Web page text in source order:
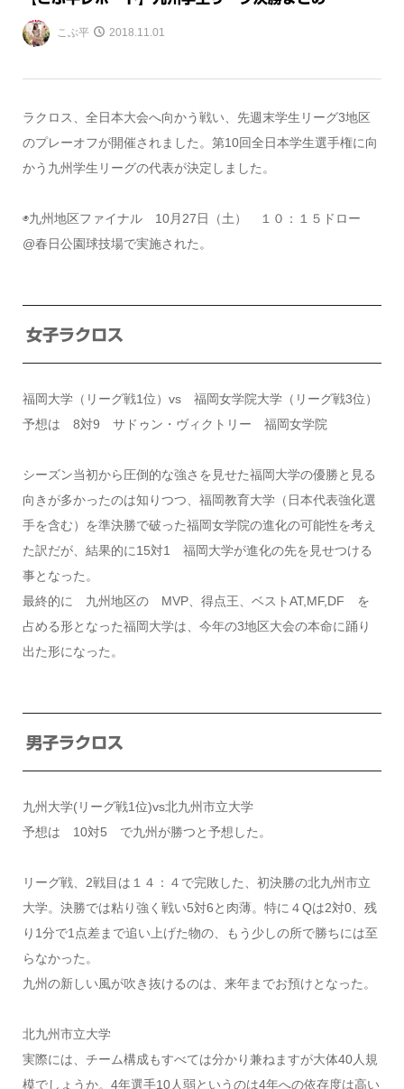
こぶ平 2018.11.01
ラクロス、全日本大会へ向かう戦い、先週末学生リーグ3地区
のプレーオフが開催されました。第10回全日本学生選手権に向
かう九州学生リーグの代表が決定しました。
◉九州地区ファイナル 10月27日（土） １０：１５ドロー
@春日公園球技場で実施された。
女子ラクロス
福岡大学（リーグ戦1位）vs 福岡女学院大学（リーグ戦3位）
予想は 8対9 サドゥン・ヴィクトリー 福岡女学院
シーズン当初から圧倒的な強さを見せた福岡大学の優勝と見る
向きが多かったのは知りつつ、福岡教育大学（日本代表強化選
手を含む）を準決勝で破った福岡女学院の進化の可能性を考え
た訳だが、結果的に15対1 福岡大学が進化の先を見せつける
事となった。
最終的に 九州地区の MVP、得点王、ベストAT,MF,DF を
占める形となった福岡大学は、今年の3地区大会の本命に踊り
出た形になった。
男子ラクロス
九州大学(リーグ戦1位)vs北九州市立大学
予想は 10対5 で九州が勝つと予想した。
リーグ戦、2戦目は１４：４で完敗した、初決勝の北九州市立
大学。決勝では粘り強く戦い5対6と肉薄。特に４Qは2対0、残
り1分で1点差まで追い上げた物の、もう少しの所で勝ちには至
らなかった。
九州の新しい風が吹き抜けるのは、来年までお預けとなった。
北九州市立大学
実際には、チーム構成もすべては分かり兼ねますが大体40人規
模でしょうか。4年選手10人弱というのは4年への依存度は高い